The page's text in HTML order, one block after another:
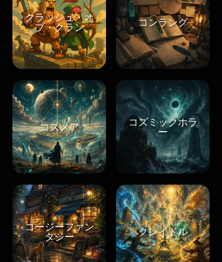
クラッシュ・オ
ブ・クラン
コンラング
コスメア
コズミックホラ
ー
コージーファン
タジー
クレイドル